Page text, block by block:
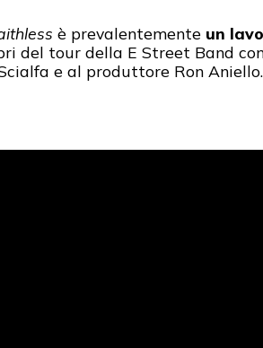
è prevalentemente un
del tour della E Street Band
e al produttore Ron Aniello.